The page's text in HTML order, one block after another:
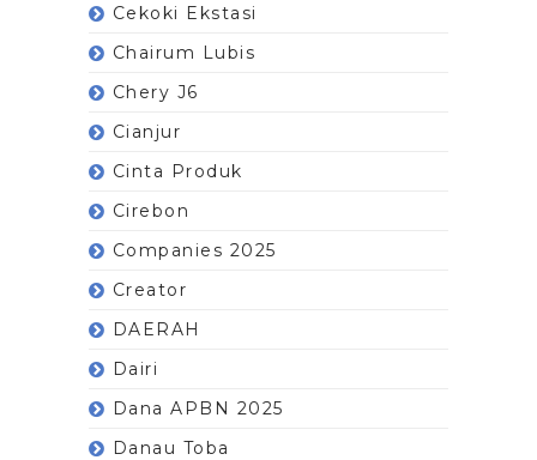
Cekoki Ekstasi
Chairum Lubis
Chery J6
Cianjur
Cinta Produk
Cirebon
Companies 2025
Creator
DAERAH
Dairi
Dana APBN 2025
Danau Toba